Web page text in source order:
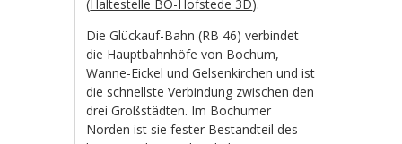
(Haltestelle BO-Hofstede 3D).
Die Glückauf-Bahn (RB 46) verbindet
die Hauptbahnhöfe von Bochum,
Wanne-Eickel und Gelsenkirchen und ist
die schnellste Verbindung zwischen den
drei Großstädten. Im Bochumer
Norden ist sie fester Bestandteil des